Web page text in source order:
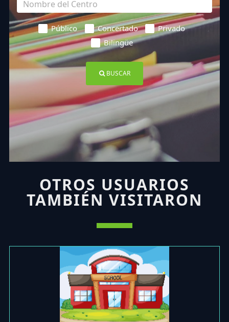
Público Concertado
Privado
Bilingüe
BUSCAR
OTROS USUARIOS
TAMBIÉN VISITARON